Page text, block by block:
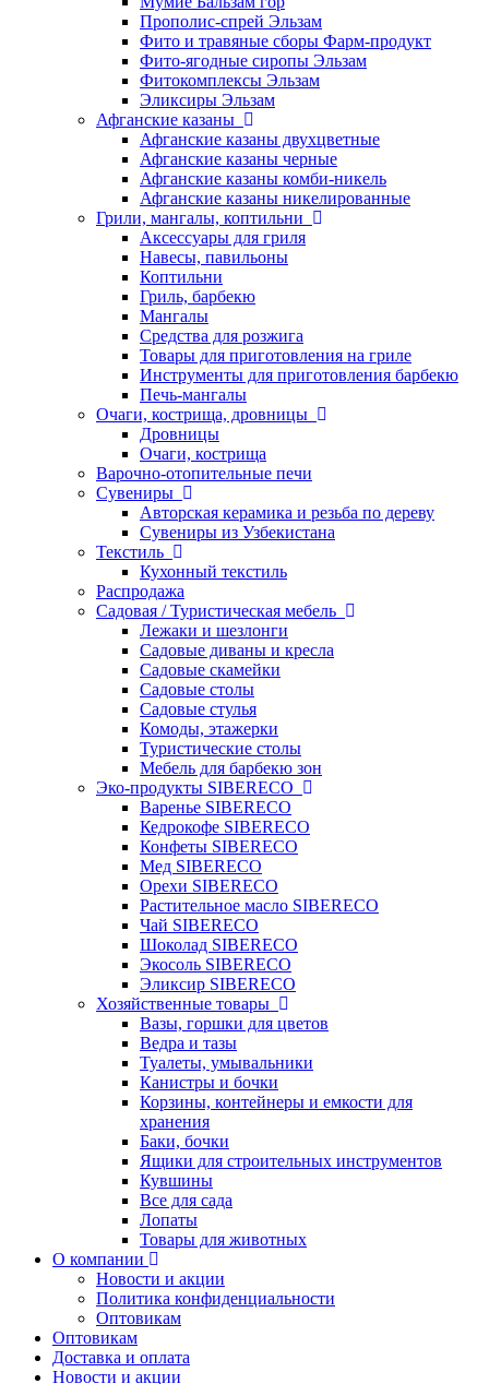
Прополис-спрей Эльзам
Фито и травяные сборы Фарм-продукт
Фито-ягодные сиропы Эльзам
Фитокомплексы Эльзам
Эликсиры Эльзам
Афганские казаны
Афганские казаны двухцветные
Афганские казаны черные
Афганские казаны комби-никель
Афганские казаны никелированные
Грили, мангалы, коптильни
Аксессуары для гриля
Навесы, павильоны
Коптильни
Гриль, барбекю
Мангалы
Средства для розжига
Товары для приготовления на гриле
Инструменты для приготовления барбекю
Печь-мангалы
Очаги, кострища, дровницы
Дровницы
Очаги, кострища
Варочно-отопительные печи
Сувениры
Авторская керамика и резьба по дереву
Сувениры из Узбекистана
Текстиль
Кухонный текстиль
Распродажа
Садовая / Туристическая мебель
Лежаки и шезлонги
Садовые диваны и кресла
Садовые скамейки
Садовые столы
Садовые стулья
Комоды, этажерки
Туристические столы
Мебель для барбекю зон
Эко-продукты SIBERECO
Варенье SIBERECO
Кедрокофе SIBERECO
Конфеты SIBERECO
Мед SIBERECO
Орехи SIBERECO
Растительное масло SIBERECO
Чай SIBERECO
Шоколад SIBERECO
Экосоль SIBERECO
Эликсир SIBERECO
Хозяйственные товары
Вазы, горшки для цветов
Ведра и тазы
Туалеты, умывальники
Канистры и бочки
Корзины, контейнеры и емкости для
хранения
Баки, бочки
Ящики для строительных инструментов
Кувшины
Все для сада
Лопаты
Товары для животных
О компании
Новости и акции
Политика конфиденциальности
Оптовикам
Оптовикам
Доставка и оплата
Новости и акции